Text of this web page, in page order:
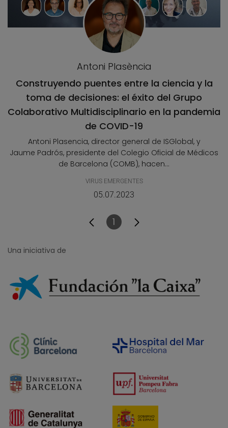
Antoni Plasència
Construyendo puentes entre la ciencia y la
toma de decisiones: el éxito del Grupo
Colaborativo Multidisciplinario en la pandemia
de COVID-19
Antoni Plasencia, director general de ISGlobal, y
Jaume Padrós, presidente del Colegio Oficial de Médicos
de Barcelona (COMB), hacen...
VIRUS EMERGENTES
05.07.2023
Página
1
Una iniciativa de